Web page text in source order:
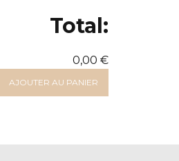
Total:
0,00 €
AJOUTER AU PANIER